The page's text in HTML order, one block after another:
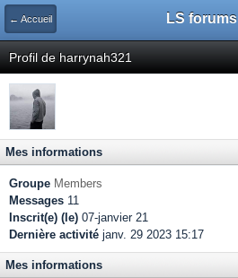
← Accueil LS forums
Profil de harrynah321
Mes informations
Groupe Members
Messages 11
Inscrit(e) (le) 07-janvier 21
Dernière activité janv. 29 2023 15:17
Mes informations